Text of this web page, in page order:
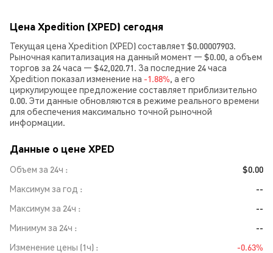
Цена Xpedition (XPED) сегодня
Текущая цена Xpedition (XPED) составляет $0.00007903.
Рыночная капитализация на данный момент — $0.00, а объем
торгов за 24 часа — $42,020.71. За последние 24 часа
Xpedition показал изменение на -1.88%, а его
циркулирующее предложение составляет приблизительно
0.00. Эти данные обновляются в режиме реального времени
для обеспечения максимально точной рыночной
информации.
Данные о цене XPED
Объем за 24ч
$0.00
Максимум за год
--
Максимум за 24ч
--
Минимум за 24ч
--
Изменение цены (1ч)
-0.63%